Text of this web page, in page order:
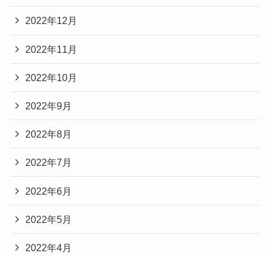
2022年12月
2022年11月
2022年10月
2022年9月
2022年8月
2022年7月
2022年6月
2022年5月
2022年4月